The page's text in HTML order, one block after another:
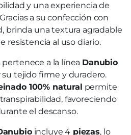
y una experiencia de
a su confección con
brinda una textura agradable
resistencia al uso diario.
a la línea Danubio
su tejido firme y duradero.
100% natural permite
favoreciendo
el descanso.
incluye 4 piezas, lo